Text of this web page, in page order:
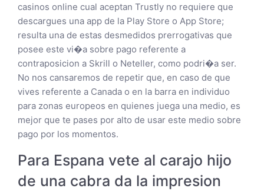
casinos online cual aceptan Trustly no requiere que
descargues una app de la Play Store o App Store;
resulta una de estas desmedidos prerrogativas que
posee este vi�a sobre pago referente a
contraposicion a Skrill o Neteller, como podri�a ser.
No nos cansaremos de repetir que, en caso de que
vives referente a Canada o en la barra en individuo
para zonas europeos en quienes juega una medio, es
mejor que te pases por alto de usar este medio sobre
pago por los momentos.
Para Espana vete al carajo hijo
de una cabra da la impresion